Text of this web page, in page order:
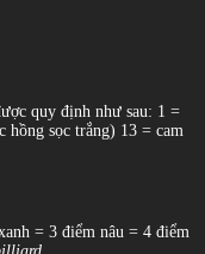
quy định như sau: 1 =
hồng sọc trắng) 13 = cam
= 3 điểm nâu = 4 điểm